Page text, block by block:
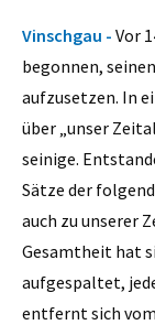
Vinschgau - Vor
begonnen,
aufzusetzen. In
über „unser
seinige.
Sätze der
auch zu unserer
Gesamtheit hat
aufgespaltet,
entfernt sich